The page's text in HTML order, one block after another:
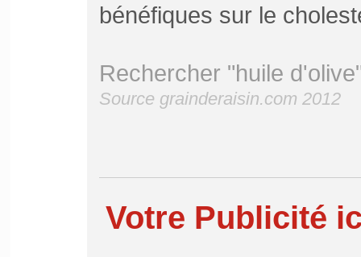
bénéfiques sur le
Rechercher "huile
Source grainderaisin.com 2012
Votre Publicité